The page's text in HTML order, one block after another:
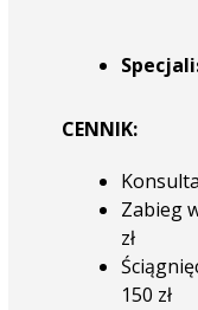
CENNIK:
Zabieg
zł
150 zł